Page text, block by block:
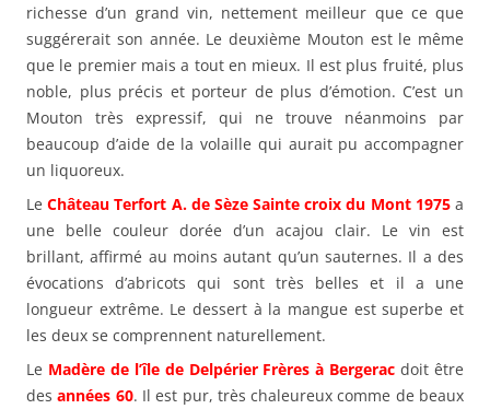
richesse d’un grand vin, nettement meilleur que ce que
suggérerait son année. Le deuxième Mouton est le même
que le premier mais a tout en mieux. Il est plus fruité, plus
noble, plus précis et porteur de plus d’émotion. C’est un
Mouton très expressif, qui ne trouve néanmoins par
beaucoup d’aide de la volaille qui aurait pu accompagner
un liquoreux.
LeChâteau Terfort A. de Sèze Sainte croix du Mont 1975a
une belle couleur dorée d’un acajou clair. Le vin est
brillant, affirmé au moins autant qu’un sauternes. Il a des
évocations d’abricots qui sont très belles et il a une
longueur extrême. Le dessert à la mangue est superbe et
les deux se comprennent naturellement.
Le Madère de l’île de Delpérier Frères à Bergerac doit être
desannées 60. Il est pur, très chaleureux comme de beaux